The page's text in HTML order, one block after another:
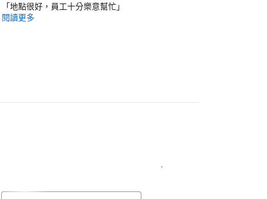
「地點很好，員工十分樂意幫忙」
閱讀更多
查看客房供應情況